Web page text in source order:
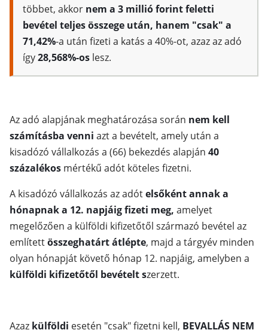
többet, akkor nem a 3 millió forint feletti
bevétel teljes összege után, hanem "csak" a
71,42%-a után fizeti a katás a 40%-ot, azaz az adó
így28,568%-os lesz.
Az adó alapjának meghatározása során nem kell
számításba venni azt a bevételt, amely után a
kisadózó vállalkozás a (66) bekezdés alapján 40
százalékos mértékű adót köteles fizetni.
A kisadózó vállalkozás az adótelsőként annak a
hónapnak a 12. napjáig fizeti meg, amelyet
megelőzően a külföldi kifizetőtől származó bevétel az
említettösszeghatárt átlépte, majd a tárgyév minden
olyan hónapját követő hónap 12. napjáig, amelyben a
külföldi kifizetőtől bevételt szerzett.
Azaz külföldi esetén "csak" fizetni kell, BEVALLÁS NEM